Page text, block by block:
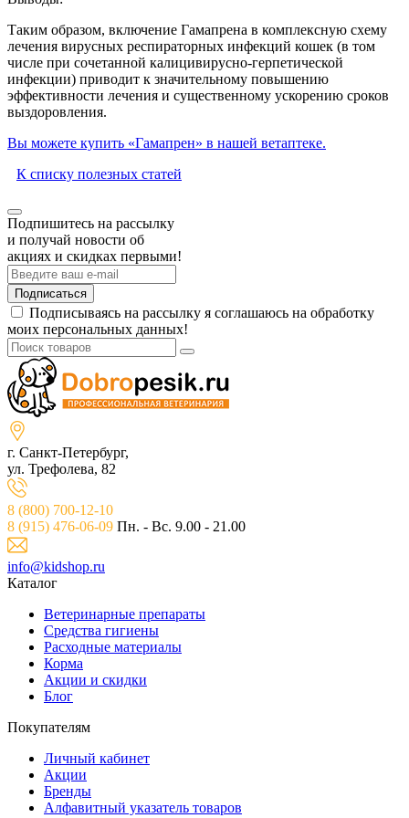
Таким образом, включение Гамапрена в комплексную схему
лечения вирусных респираторных инфекций кошек (в том
числе при сочетанной калицивирусно-герпетической
инфекции) приводит к значительному повышению
эффективности лечения и существенному ускорению сроков
выздоровления.
Вы можете купить «Гамапрен» в нашей ветаптеке.
К списку полезных статей
Подпишитесь на рассылку
и получай новости об
акциях и скидках первыми!
Подписаться
Подписываясь на рассылку я соглашаюсь на обработку
моих персональных данных!
г. Санкт-Петербург,
ул. Трефолева, 82
8 (800) 700-12-10
8 (915) 476-06-09 Пн. - Вс. 9.00 - 21.00
info@kidshop.ru
Каталог
Ветeринарные препараты
Средства гигиены
Расходные материалы
Корма
Акции и скидки
Блог
Покупателям
Личный кабинет
Акции
Бренды
Алфавитный указатель товаров